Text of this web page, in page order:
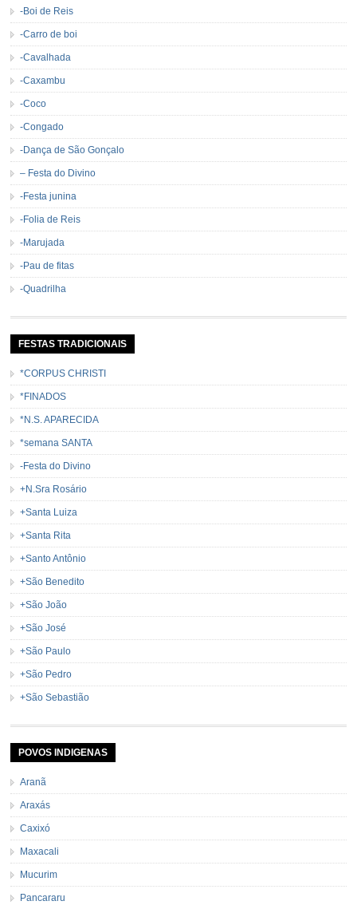
-Boi de Reis
-Carro de boi
-Cavalhada
-Caxambu
-Coco
-Congado
-Dança de São Gonçalo
– Festa do Divino
-Festa junina
-Folia de Reis
-Marujada
-Pau de fitas
-Quadrilha
FESTAS TRADICIONAIS
*CORPUS CHRISTI
*FINADOS
*N.S. APARECIDA
*semana SANTA
-Festa do Divino
+N.Sra Rosário
+Santa Luiza
+Santa Rita
+Santo Antônio
+São Benedito
+São João
+São José
+São Paulo
+São Pedro
+São Sebastião
POVOS INDIGENAS
Aranã
Araxás
Caxixó
Maxacali
Mucurim
Pancararu